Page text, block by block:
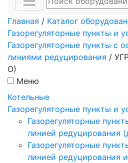
Главная / Каталог
Газорегуляторные пункты и
Газорегуляторные пункты с
линиями редуцирования /
О)
Меню
Котельные
Газорегуляторные пункты и
Газорегуляторные
линией редуцирования
Газорегуляторные
линией редуцирования